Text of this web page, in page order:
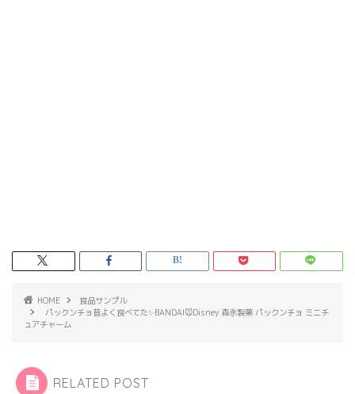
HOME
食品サンプル
パックンチョ昔よく食べてた✨BANDAI🐭Disney 森永製菓 パックンチョ ミニチ
ュアチャーム
RELATED POST